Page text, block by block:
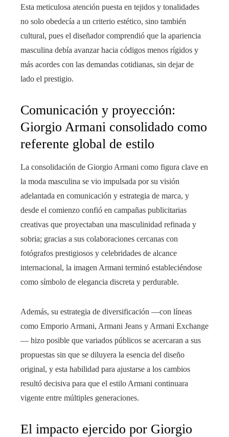
Esta meticulosa atención puesta en tejidos y tonalidades
no solo obedecía a un criterio estético, sino también
cultural, pues el diseñador comprendió que la apariencia
masculina debía avanzar hacia códigos menos rígidos y
más acordes con las demandas cotidianas, sin dejar de
lado el prestigio.
Comunicación y proyección:
Giorgio Armani consolidado como
referente global de estilo
La consolidación de Giorgio Armani como figura clave en
la moda masculina se vio impulsada por su visión
adelantada en comunicación y estrategia de marca, y
desde el comienzo confió en campañas publicitarias
creativas que proyectaban una masculinidad refinada y
sobria; gracias a sus colaboraciones cercanas con
fotógrafos prestigiosos y celebridades de alcance
internacional, la imagen Armani terminó estableciéndose
como símbolo de elegancia discreta y perdurable.
Además, su estrategia de diversificación —con líneas
como Emporio Armani, Armani Jeans y Armani Exchange
— hizo posible que variados públicos se acercaran a sus
propuestas sin que se diluyera la esencia del diseño
original, y esta habilidad para ajustarse a los cambios
resultó decisiva para que el estilo Armani continuara
vigente entre múltiples generaciones.
El impacto ejercido por Giorgio